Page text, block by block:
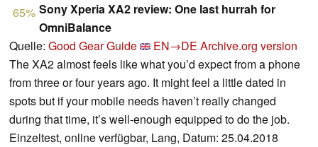
65% Sony Xperia XA2 review: One last hurrah for
OmniBalance
Quelle: Good Gear Guide EN→DE Archive.org version
The XA2 almost feels like what you’d expect from a phone
from three or four years ago. It might feel a little dated in
spots but if your mobile needs haven’t really changed
during that time, it’s well-enough equipped to do the job.
Einzeltest, online verfügbar, Lang, Datum: 25.04.2018